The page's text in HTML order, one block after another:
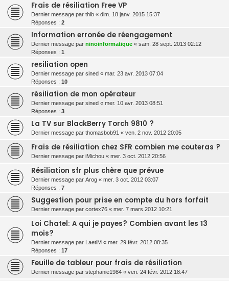
Frais de résiliation Free VP
Dernier message par thib « dim. 18 janv. 2015 15:37
Réponses : 2
Information erronée de réengagement
Dernier message par ninoinformatique « sam. 28 sept. 2013 02:12
Réponses : 1
resiliation open
Dernier message par sined « mar. 23 avr. 2013 07:04
Réponses : 10
résiliation de mon opérateur
Dernier message par sined « mer. 10 avr. 2013 08:51
Réponses : 3
La TV sur BlackBerry Torch 9810 ?
Dernier message par thomasbob91 « ven. 2 nov. 2012 20:05
Frais de résiliation chez SFR combien me couteras ?
Dernier message par iMichou « mer. 3 oct. 2012 20:56
Résiliation sfr plus chère que prévue
Dernier message par Arog « mer. 3 oct. 2012 03:07
Réponses : 7
Suggestion pour prise en compte du hors forfait
Dernier message par cortex76 « mer. 7 mars 2012 10:21
Loi Chatel: A qui je payes? Combien avant les 13
mois?
Dernier message par LaetiM « mer. 29 févr. 2012 08:35
Réponses : 17
Feuille de tableur pour frais de résiliation
Dernier message par stephanie1984 « ven. 24 févr. 2012 18:47